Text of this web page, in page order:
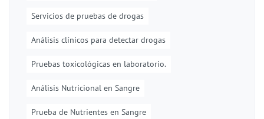
Servicios de pruebas de drogas
Análisis clínicos para detectar drogas
Pruebas toxicológicas en laboratorio.
Análisis Nutricional en Sangre
Prueba de Nutrientes en Sangre